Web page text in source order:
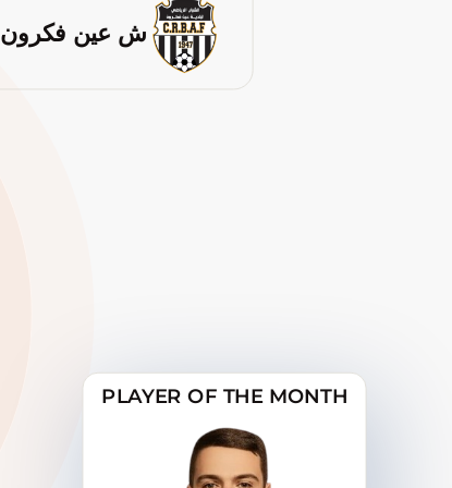
PLAYER OF THE MONTH
ش عين فكرون